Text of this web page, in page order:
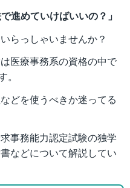
進めていけばいいの？」
らっしゃいませんか？
医療事務系の資格の中で
どを使うべきか迷ってる
事務能力認定試験の独学
などについて解説してい